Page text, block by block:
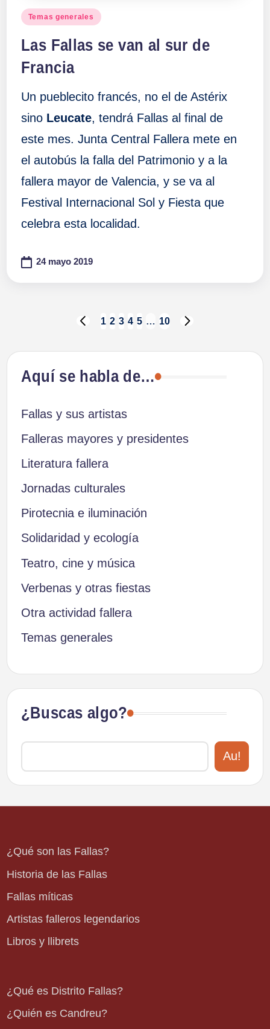
Publicado
Temas generales
Las Fallas se van al sur de
Francia
Un pueblecito francés, no el de Astérix
sino Leucate, tendrá Fallas al final de
este mes. Junta Central Fallera mete en
el autobús la falla del Patrimonio y a la
fallera mayor de Valencia, y se va al
Festival Internacional Sol y Fiesta que
celebra esta localidad.
24 mayo 2019
Paginación
de
entradas
PÁGINA
1 2 3 4 5 … 10
Aquí se habla de…
Fallas y sus artistas
Falleras mayores y presidentes
Literatura fallera
Jornadas culturales
Pirotecnia e iluminación
Solidaridad y ecología
Teatro, cine y música
Verbenas y otras fiestas
Otra actividad fallera
Temas generales
¿Buscas algo?
Au!
¿Qué son las Fallas?
Historia de las Fallas
Fallas míticas
Artistas falleros legendarios
Libros y llibrets
¿Qué es Distrito Fallas?
¿Quién es Candreu?